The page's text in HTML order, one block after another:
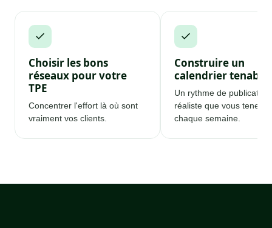
Choisir les bons
réseaux pour votre
TPE
Concentrer l'effort là où sont
vraiment vos clients.
Construire un
calendrier tenable
Un rythme de publication
réaliste que vous tenez
chaque semaine.